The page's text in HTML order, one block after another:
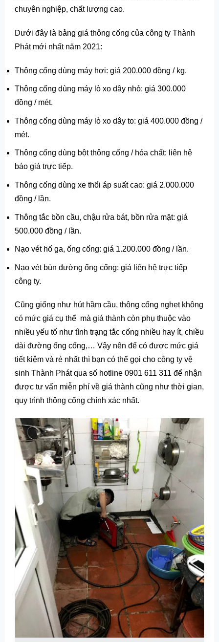
chuyên nghiệp, chất lượng cao.
Dưới đây là bảng giá thông cống của công ty Thành
Phát mới nhất năm 2021:
Thông cống dùng máy hơi: giá 200.000 đồng / kg.
Thông cống dùng máy lò xo dây nhỏ: giá 300.000
đồng / mét.
Thông cống dùng máy lò xo dây to: giá 400.000 đồng /
mét.
Thông cống dùng bột thông cống / hóa chất: liên hệ
báo giá trực tiếp.
Thông cống dùng xe thổi áp suất cao: giá 2.000.000
đồng / lần.
Thông tắc bồn cầu, chậu rửa bát, bồn rửa mặt: giá
500.000 đồng / lần.
Nạo vét hố ga, ống cống: giá 1.200.000 đồng / lần.
Nạo vét bùn đường ống cống: giá liên hệ trực tiếp
công ty.
Cũng giống như hút hầm cầu, thông cống nghẹt không
có mức giá cụ thể mà giá thành còn phụ thuộc vào
nhiều yếu tố như tình trạng tắc cống nhiều hay ít, chiều
dài đường ống cống,… Vậy nên để có được mức giá
tiết kiệm và rẻ nhất thì bạn có thể gọi cho công ty vệ
sinh Thành Phát qua số hotline 0901 611 311 để nhận
được tư vấn miễn phí về giá thành cũng như thời gian,
quy trình thông cống chính xác nhất.